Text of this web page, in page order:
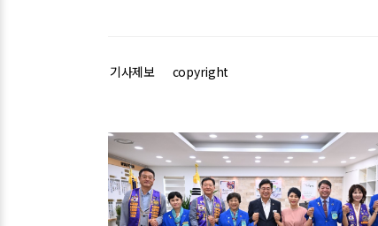
기사제보 copyright
관련기사